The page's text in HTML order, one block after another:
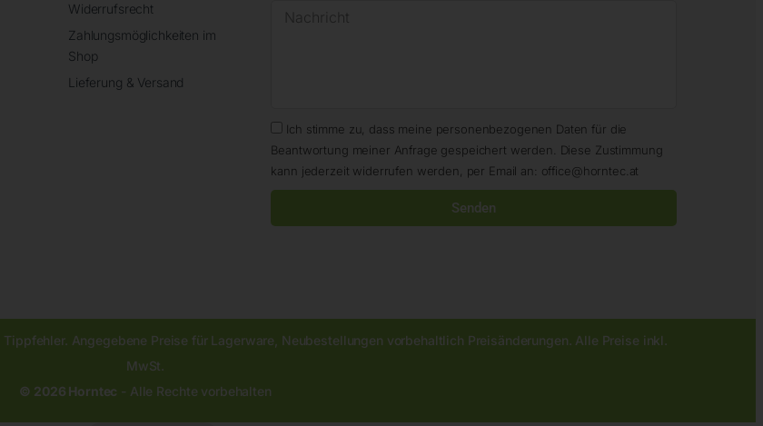
Widerrufsrecht
Zahlungsmöglichkeiten im
Shop
Lieferung & Versand
Ich stimme zu, dass meine personenbezogenen Daten für die
Beantwortung meiner Anfrage gespeichert werden. Diese Zustimmung
kann jederzeit widerrufen werden, per Email an: office@horntec.at
Senden
Angegebene Preise für Lagerware, Neubestellungen vorbehaltlich Preisänderungen. Alle Preise inkl.
MwSt.
© 2026 Horntec - Alle Rechte vorbehalten